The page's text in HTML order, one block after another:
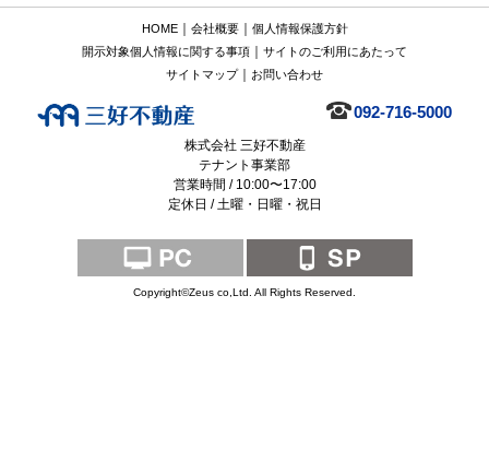
HOME｜ 会社概要｜
個人情報保護方針
開示対象個人情報に関する事項
サイトのご利用にあたって
サイトマップ｜ お問い合わせ
092-716-5000
株式会社 三好不動産
テナント事業部
営業時間 / 10:00〜17:00
定休日 / 土曜・日曜・祝日
Copyright©Zeus co,Ltd. All Rights Reserved.